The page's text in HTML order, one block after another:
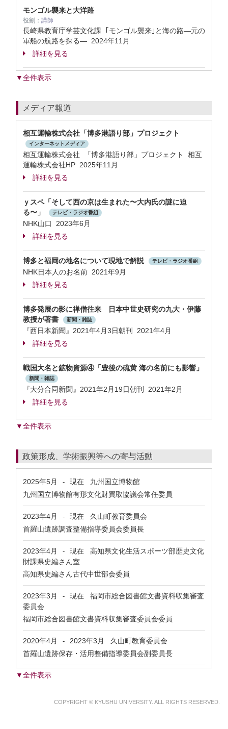
モンゴル襲来と大洋路
役割： 講師
長崎県教育庁学芸文化課 ｢モンゴル襲来｣と海の路―元の
軍船の航路を探る― 2024年11月
詳細を見る
▼全件表示
メディア報道
相互運輸株式会社「博多港語り部」プロジェクト
インターネットメディア
相互運輸株式会社 「博多港語り部」プロジェクト 相互
運輸株式会社HP 2025年11月
詳細を見る
ｙスペ「そして西の京は生まれた〜大内氏の謎に迫
る〜」
テレビ・ラジオ番組
NHK山口 2023年6月
詳細を見る
博多と福岡の地名について現地で解説 テレビ・ラジオ番組
NHK日本人のお名前 2021年9月
詳細を見る
博多発展の影に禅僧往来 日本中世史研究の九大・伊藤
教授が著書
新聞・雑誌
『西日本新聞』2021年4月3日朝刊 2021年4月
詳細を見る
戦国大名と鉱物資源④「豊後の硫黄 海の名前にも影響」
新聞・雑誌
『大分合同新聞』2021年2月19日朝刊 2021年2月
詳細を見る
▼全件表示
政策形成、学術振興等への寄与活動
2025年5月 - 現在 九州国立博物館
九州国立博物館有形文化財買取協議会常任委員
2023年4月 - 現在 久山町教育委員会
首羅山遺跡調査整備指導委員会委員長
2023年4月 - 現在 高知県文化生活スポーツ部歴史文化
財課県史編さん室
高知県史編さん古代中世部会委員
2023年3月 - 現在 福岡市総合図書館文書資料収集審査
委員会
福岡市総合図書館文書資料収集審査委員会委員
2020年4月 - 2023年3月
久山町教育委員会
首羅山遺跡保存・活用整備指導委員会副委員長
▼全件表示
COPYRIGHT © KYUSHU UNIVERSITY. ALL RIGHTS RESERVED.